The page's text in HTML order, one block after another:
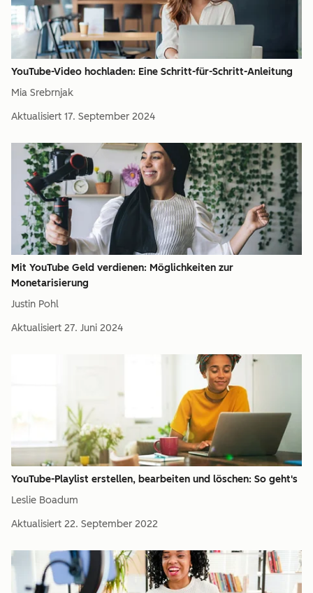
YouTube-Video hochladen: Eine Schritt-für-Schritt-Anleitung
Mia Srebrnjak
Aktualisiert 17. September 2024
Mit YouTube Geld verdienen: Möglichkeiten zur
Monetarisierung
Justin Pohl
Aktualisiert 27. Juni 2024
YouTube-Playlist erstellen, bearbeiten und löschen: So geht's
Leslie Boadum
Aktualisiert 22. September 2022